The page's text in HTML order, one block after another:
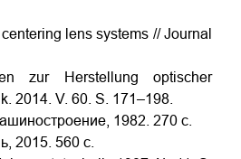
lens systems // Journal
zur Herstellung optischer
2014. V. 60. S. 171–198.
1982. 270 с.
2015. 560 с.